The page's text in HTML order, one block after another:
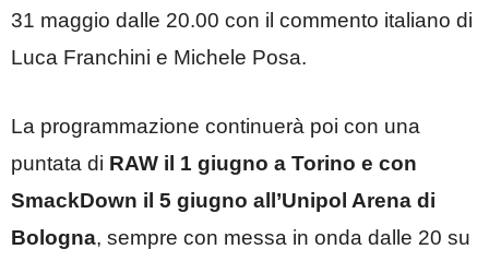
31 maggio dalle 20.00 con il commento italiano di
Luca Franchini e Michele Posa.
La programmazione continuerà poi con una
puntata di RAW il 1 giugno a Torino e con
SmackDown il 5 giugno all’Unipol Arena di
Bologna, sempre con messa in onda dalle 20 su